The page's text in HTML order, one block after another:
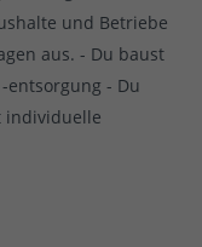
und Betriebe
aus. - Du baust
entsorgung - Du
individuelle